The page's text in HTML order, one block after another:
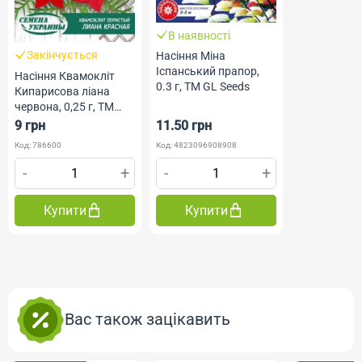
Закінчується
Насіння Квамокліт
Кипарисова ліана
червона, 0,25 г, ТМ
Насіння України
9 грн
Код: 786600
- +
Купити
В наявності
Насіння Міна
Іспанський прапор,
0.3 г, ТМ GL Seeds
11.50 грн
Код: 4823096908908
- +
Купити
Вас також зацікавить